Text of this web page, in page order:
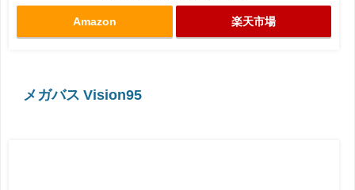
Amazon 楽天市場
メガバス Vision95